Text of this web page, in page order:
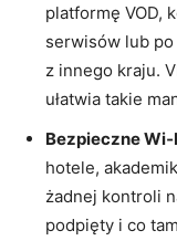
platformę VOD,
serwisów lub
z innego kraju.
ułatwia takie
Bezpieczne
hotele,
żadnej kontroli
podpięty i co